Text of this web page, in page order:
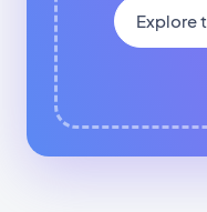
Explore